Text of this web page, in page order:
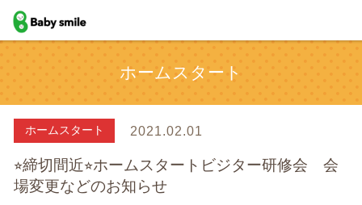
baby smile
ホームスタート
ホームスタート 2021.02.01
⭐︎締切間近⭐︎ホームスタートビジター研修会 会
場変更などのお知らせ